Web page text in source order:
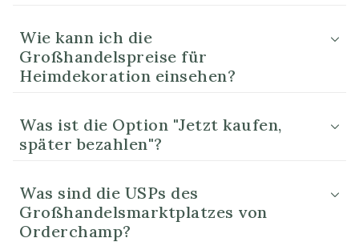
Wie kann ich die
Großhandelspreise für
Heimdekoration einsehen?
Was ist die Option "Jetzt kaufen,
später bezahlen"?
Was sind die USPs des
Großhandelsmarktplatzes von
Orderchamp?